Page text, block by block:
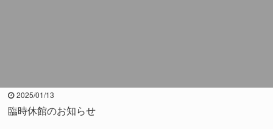
2025/01/13
臨時休館のお知らせ